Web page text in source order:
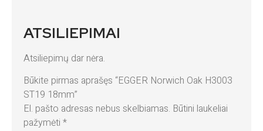
ATSILIEPIMAI
Atsiliepimų dar nėra.
Būkite pirmas aprašęs “EGGER Norwich Oak H3003
ST19 18mm”
El. pašto adresas nebus skelbiamas. Būtini laukeliai
pažymėti *